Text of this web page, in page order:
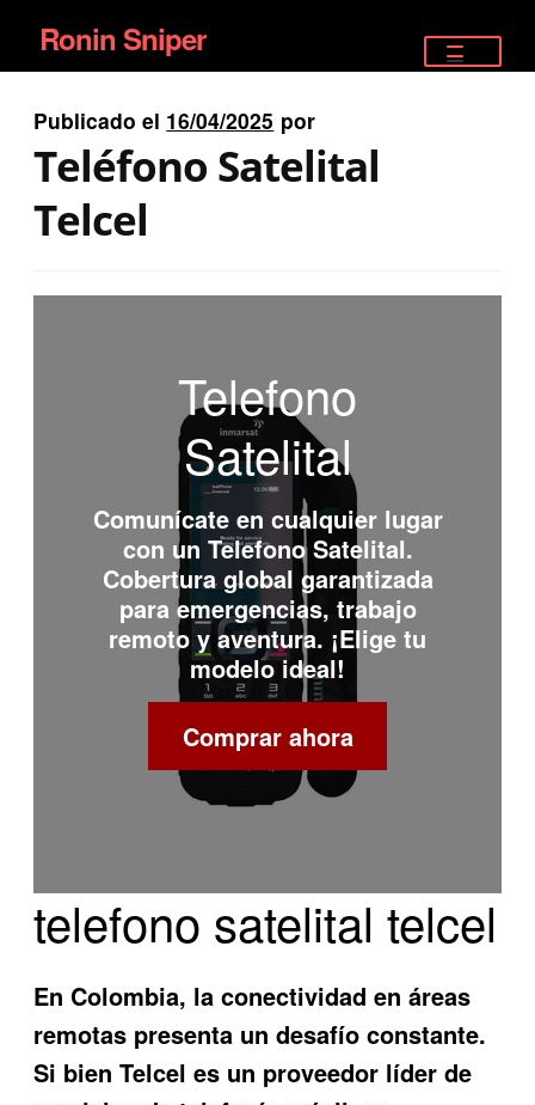
Ir
a
la
navegación
Ir
al
contenido
Ronin Sniper
EQUIPAMIENTO ÉLITE
PISTOLAS
Publicado el 16/04/2025 por
Teléfono Satelital
Telcel
Telefono
Satelital
Comunícate en cualquier lugar
con un Telefono Satelital.
Cobertura global garantizada
para emergencias, trabajo
remoto y aventura. ¡Elige tu
modelo ideal!
Comprar ahora
telefono satelital telcel
En Colombia, la conectividad en áreas
remotas presenta un desafío constante.
Si bien Telcel es un proveedor líder de